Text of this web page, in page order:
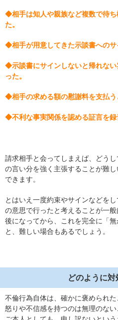
◆相手は知人や親族など複数で待
た。
◆相手が用意してきた示談書へのサ
◆示談書にサインしないと帰れない
った。
◆相手の求める額の慰謝料を支払う
◆不利な事実関係を認める証言を録
請求相手と会ってしまえば、どう
の言い分を強く主張することが難
できます。
とはいえ一度約束やサインなどを
の意思で行ったと考えることが一般
後になってから、これを完全に「
と、難しい場合もあるでしょう。
どのように
不倫行為自体は、確かに褒められ
怒りや不信感を持つのは無理のない